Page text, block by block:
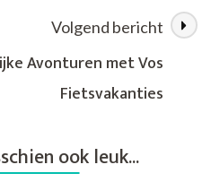
Volgend bericht
Avonturen met Vos
Fietsvakanties
ook leuk...